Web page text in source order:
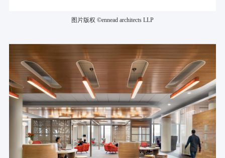
图片版权 ©ennead architects LLP